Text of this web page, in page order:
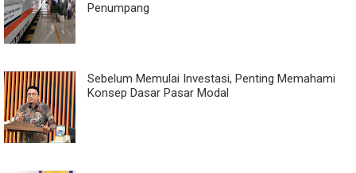
Penumpang
Sebelum Memulai Investasi, Penting Memahami
Konsep Dasar Pasar Modal